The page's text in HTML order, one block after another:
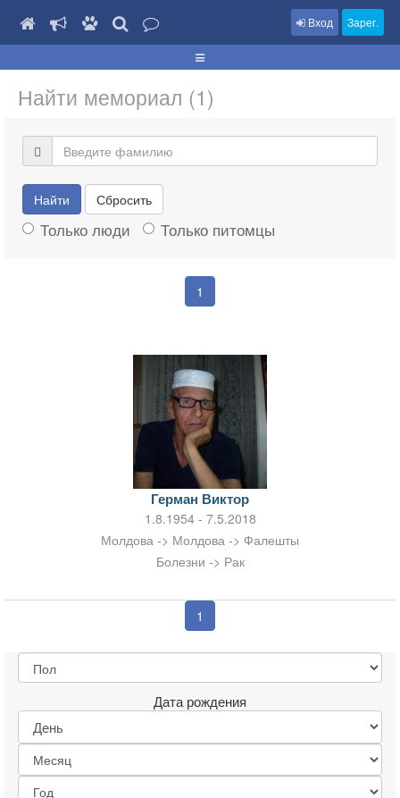
Вход Зарег.
Найти мемориал (1)
Найти Сбросить
Только люди Только питомцы
1
Герман Виктор
1.8.1954 - 7.5.2018
Молдова -> Молдова -> Фалешты
Болезни -> Рак
1
Дата рождения